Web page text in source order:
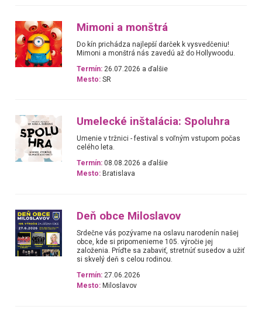
Mimoni a monštrá
Do kín prichádza najlepší darček k vysvedčeniu!
Mimoni a monštrá nás zavedú až do Hollywoodu.
Termín: 26.07.2026 a ďalšie
Mesto: SR
Umelecké inštalácia: Spoluhra
Umenie v tržnici - festival s voľným vstupom počas
celého leta.
Termín: 08.08.2026 a ďalšie
Mesto: Bratislava
Deň obce Miloslavov
Srdečne vás pozývame na oslavu narodenín našej
obce, kde si pripomenieme 105. výročie jej
založenia. Príďte sa zabaviť, stretnúť susedov a užiť
si skvelý deň s celou rodinou.
Termín: 27.06.2026
Mesto: Miloslavov